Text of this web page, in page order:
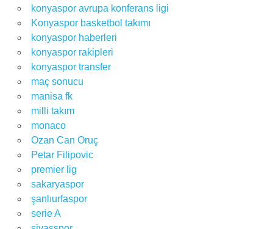
konyaspor avrupa konferans ligi
Konyaspor basketbol takımı
konyaspor haberleri
konyaspor rakipleri
konyaspor transfer
maç sonucu
manisa fk
milli takım
monaco
Ozan Can Oruç
Petar Filipovic
premier lig
sakaryaspor
şanlıurfaspor
serie A